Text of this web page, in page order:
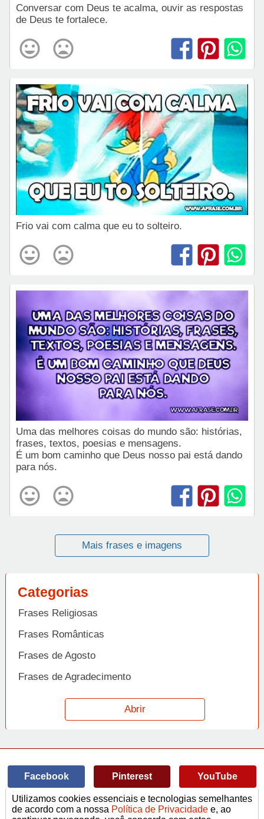
Conversar com Deus te acalma, ouvir as respostas
de Deus te fortalece.
Frio vai com calma que eu to solteiro.
Uma das melhores coisas do mundo são: histórias,
frases, textos, poesias e mensagens.
É um bom caminho que Deus nosso pai está dando
para nós.
Mais frases e imagens
Categorias
Frases Religiosas
Frases Românticas
Frases de Agosto
Frases de Agradecimento
Frases de Amizade
Frases de Amor
Frases de Arrependimento
Frases de Atitude
Abrir
Facebook Pinterest YouTube
© Copyright 2014-2022A Frase.
Utilizamos cookies essenciais e tecnologias semelhantes
de acordo com a nossa Política de Privacidade e, ao